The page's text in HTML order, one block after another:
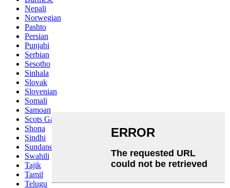
Nepali
Norwegian
Pashto
Persian
Punjabi
Serbian
Sesotho
Sinhala
Slovak
Slovenian
Somali
Samoan
Scots Gaelic
Shona
Sindhi
Sundanese
Swahili
Tajik
Tamil
Telugu